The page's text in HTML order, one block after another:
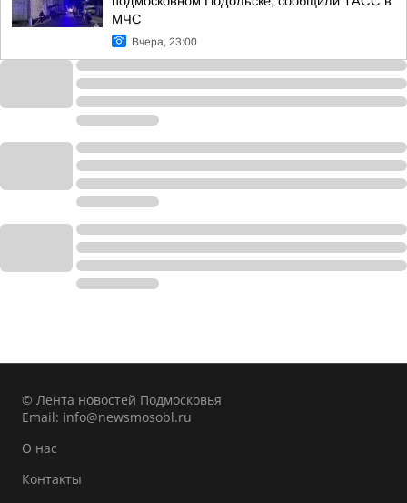
МЧС
Вчера, 23:00
© Лента новостей Подмосковья
Email: info@newsmosobl.ru
О нас
Контакты